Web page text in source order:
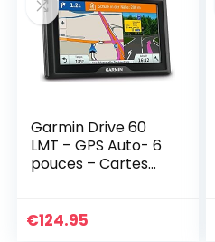
Garmin Drive 60
LMT – GPS Auto- 6
pouces – Cartes
(Reconditionné
€124.95